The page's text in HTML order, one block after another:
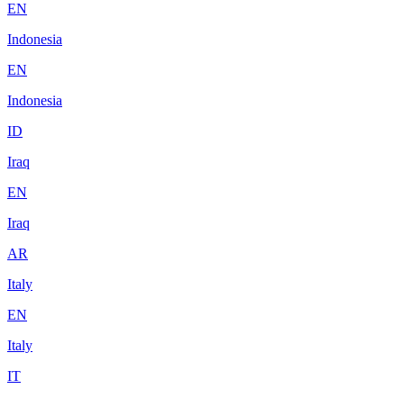
EN
Indonesia
EN
Indonesia
ID
Iraq
EN
Iraq
AR
Italy
EN
Italy
IT